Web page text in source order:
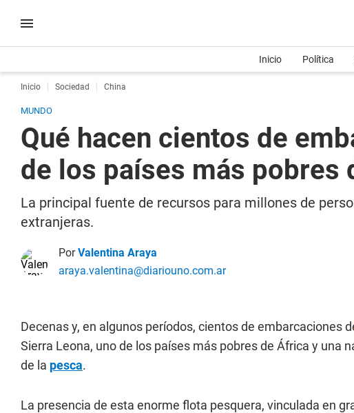
Inicio Política
Inicio Sociedad China
MUNDO
Qué hacen cientos de
de los países más pobres
La principal fuente de recursos para millones de
extranjeras.
PorValentina Araya
araya.valentina@diariouno.com.ar
Decenas y, en algunos períodos, cientos de embarcaciones
Sierra Leona, uno de los países más pobres de África y una
de la pesca.
La presencia de esta enorme flota pesquera, vinculada en